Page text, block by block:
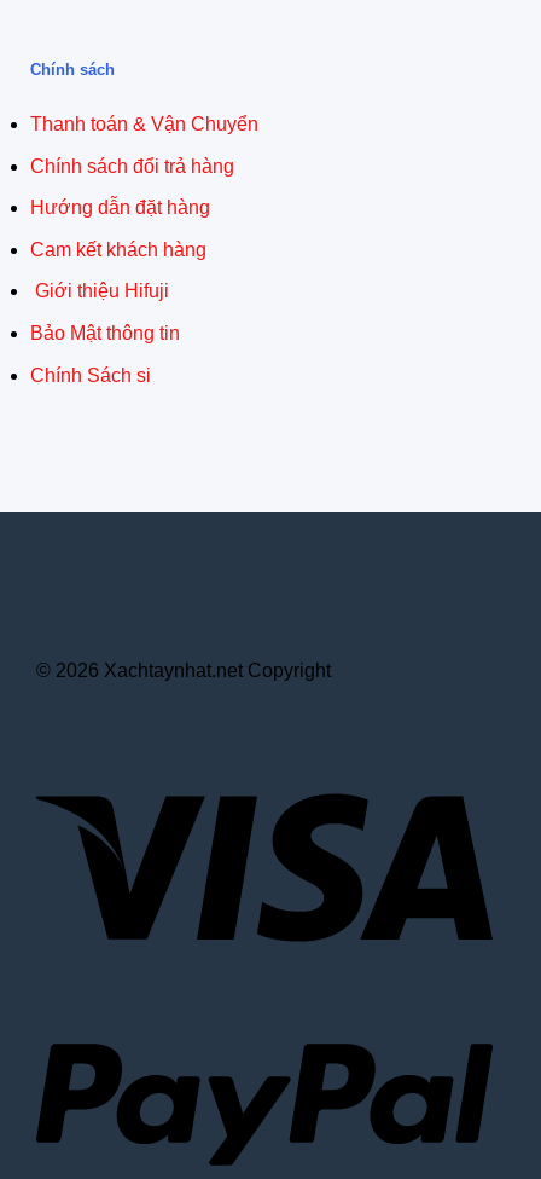
Chính sách
Thanh toán & Vận Chuyển
Chính sách đổi trả hàng
Hướng dẫn đặt hàng
Cam kết khách hàng
Giới thiệu Hifuji
Bảo Mật thông tin
Chính Sách si
© 2026 Xachtaynhat.net Copyright